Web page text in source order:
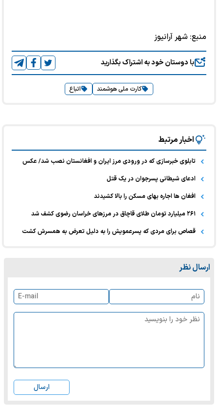
منبع: شهر آرانیوز
با دوستان خود به اشتراک بگذارید
کارت ملی هوشمند اتباع
اخبار مرتبط
تابلوی خبرسازی که در ورودی مرز ایران و افغانستان نصب شد/ عکس
ادعای شیطانی پسرجوان در یک قتل
افغان ها اجاره بهای مسکن را بالا کشیدند
۲۶۱ میلیارد تومان طلای قاچاق در مرزهای خراسان رضوی کشف شد
قصاص برای مردی که پسرعمویش را به دلیل تعرض به همسرش کشت
ارسال نظر
ارسال